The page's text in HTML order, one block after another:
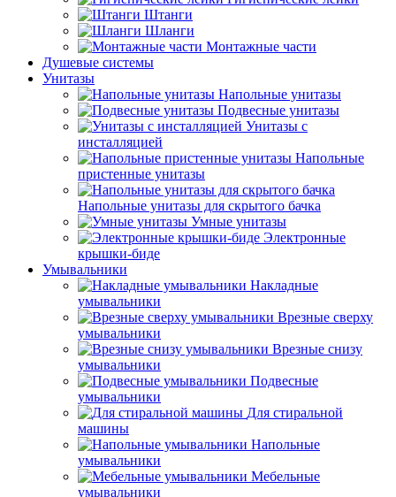
Штанги
Шланги
Монтажные части
Душевые системы
Унитазы
Напольные унитазы
Подвесные унитазы
Унитазы с
инсталляцией
Напольные
пристенные унитазы
Напольные унитазы для скрытого бачка
Умные унитазы
Электронные
крышки-биде
Умывальники
Накладные
умывальники
Врезные сверху
умывальники
Врезные снизу
умывальники
Подвесные
умывальники
Для стиральной
машины
Напольные
умывальники
Мебельные
умывальники